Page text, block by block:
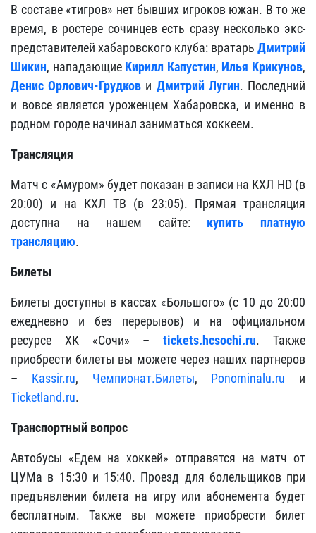
В составе «тигров» нет бывших игроков южан. В то же
время, в ростере сочинцев есть сразу несколько экс-
представителей хабаровского клуба: вратарь Дмитрий
Шикин, нападающие Кирилл Капустин, Илья Крикунов,
Денис Орлович-Грудков и Дмитрий Лугин. Последний
и вовсе является уроженцем Хабаровска, и именно в
родном городе начинал заниматься хоккеем.
Трансляция
Матч с «Амуром» будет показан в записи на КХЛ HD (в
20:00) и на КХЛ ТВ (в 23:05). Прямая трансляция
доступна на нашем сайте: купить платную
трансляцию.
Билеты
Билеты доступны в кассах «Большого» (с 10 до 20:00
ежедневно и без перерывов) и на официальном
ресурсе ХК «Сочи» –tickets.hcsochi.ru. Также
приобрести билеты вы можете через наших партнеров
– Kassir.ru, Чемпионат.Билеты, Ponominalu.ru и
Ticketland.ru.
Транспортный вопрос
Автобусы «Едем на хоккей» отправятся на матч от
ЦУМа в 15:30 и 15:40. Проезд для болельщиков при
предъявлении билета на игру или абонемента будет
бесплатным. Также вы можете приобрести билет